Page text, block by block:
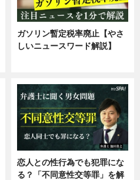
ガソリン暫定税率廃止【やさ
しいニュースワード解説】
恋人との性行為でも犯罪にな
る？「不同意性交等罪」を解